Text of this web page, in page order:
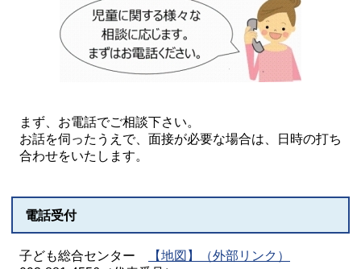
まず、お電話でご相談下さい。
お話を伺ったうえで、面接が必要な場合は、日時の打ち
合わせをいたします。
電話受付
子ども総合センター
【地図】（外部リンク）